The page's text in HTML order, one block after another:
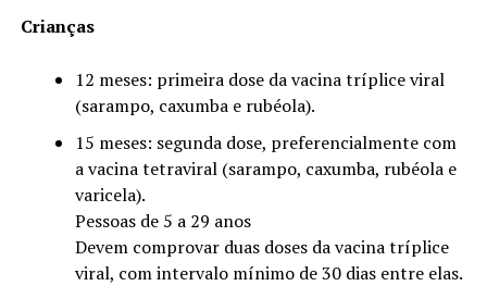
Crianças
12 meses: primeira dose da vacina tríplice viral
(sarampo, caxumba e rubéola).
15 meses: segunda dose, preferencialmente com
a vacina tetraviral (sarampo, caxumba, rubéola e
varicela).
Pessoas de 5 a 29 anos
Devem comprovar duas doses da vacina tríplice
viral, com intervalo mínimo de 30 dias entre elas.